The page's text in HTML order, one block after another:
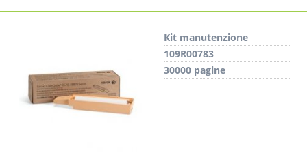
Kit manutenzione
109R00783
30000 pagine